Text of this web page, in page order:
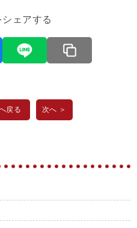
ェアする
戻る 次へ ＞